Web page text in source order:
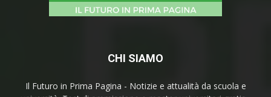
CHI SIAMO
Il Futuro in Prima Pagina - Notizie e attualità da scuola e